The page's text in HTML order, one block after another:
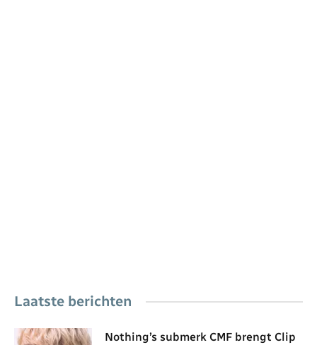
Laatste berichten
Nothing’s submerk CMF brengt Clip